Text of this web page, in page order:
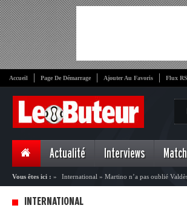
Accueil Page De Démarrage Ajouter Au Favoris Flux
Actualité Interviews Match
Vous êtes ici : » International » Martino n’a pas oublié
INTERNATIONAL